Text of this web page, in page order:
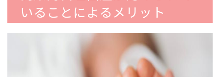
いることによるメリット